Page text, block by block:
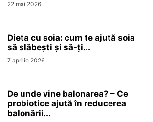
22 mai 2026
Dieta cu soia: cum te ajută soia
să slăbești și să-ți...
7 aprilie 2026
De unde vine balonarea? – Ce
probiotice ajută în reducerea
balonării...